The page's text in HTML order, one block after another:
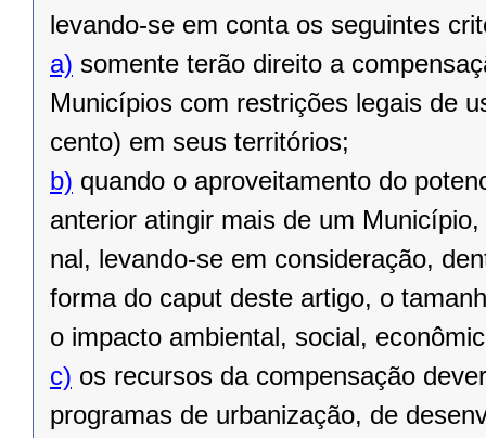
levando-se em conta os seguintes
a) somente terão direito a
Municípios com restrições legais de
cento) em seus territórios;
b) quando o aproveitamento do
anterior atingir mais de um
nal, levando-se em consideração,
forma do caput deste artigo, o
o impacto ambiental, social,
c) os recursos da compensação
programas de urbanização, de